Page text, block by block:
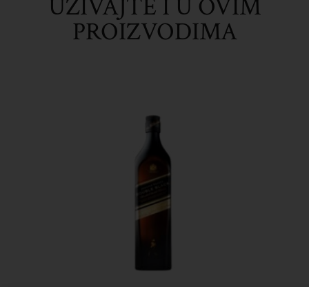
UŽIVAJTE I U OVIM
PROIZVODIMA